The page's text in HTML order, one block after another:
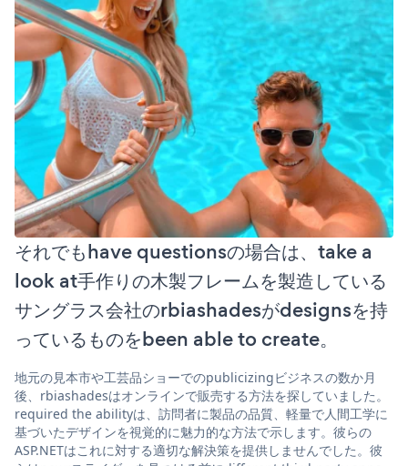
それでもhave questionsの場合は、take a
look at手作りの木製フレームを製造している
サングラス会社のrbiashadesがdesignsを持
っているものをbeen able to create。
地元の見本市や工芸品ショーでのpublicizingビジネスの数か月
後、rbiashadesはオンラインで販売する方法を探していました。
required the abilityは、訪問者に製品の品質、軽量で人間工学に
基づいたデザインを視覚的に魅力的な方法で示します。彼らの
ASP.NETはこれに対する適切な解決策を提供しませんでした。彼